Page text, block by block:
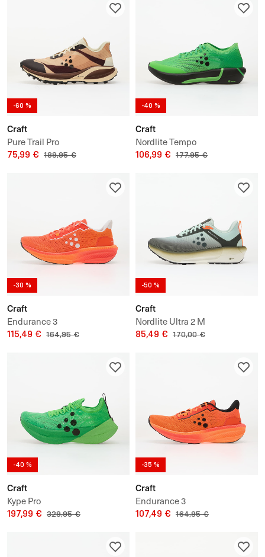
-60 %
Craft
Pure Trail Pro
75,99 € 189,95 €
-40 %
Craft
Nordlite Tempo
106,99 € 177,95 €
-30 %
Craft
Endurance 3
115,49 € 164,95 €
-50 %
Craft
Nordlite Ultra 2 M
85,49 € 170,00 €
-40 %
Craft
Kype Pro
197,99 € 329,95 €
-35 %
Craft
Endurance 3
107,49 € 164,95 €